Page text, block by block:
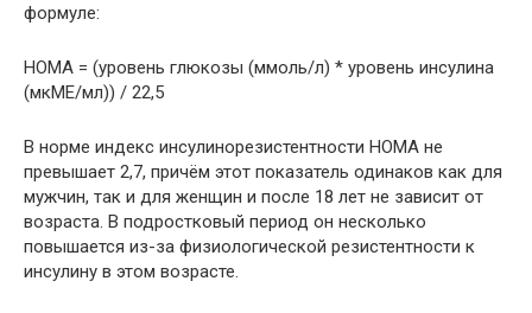
формуле:
НОМА = (уровень глюкозы (ммоль/л) * уровень инсулина
(мкМЕ/мл)) / 22,5
В норме индекс инсулинорезистентности НОМА не
превышает 2,7, причём этот показатель одинаков как для
мужчин, так и для женщин и после 18 лет не зависит от
возраста. В подростковый период он несколько
повышается из-за физиологической резистентности к
инсулину в этом возрасте.